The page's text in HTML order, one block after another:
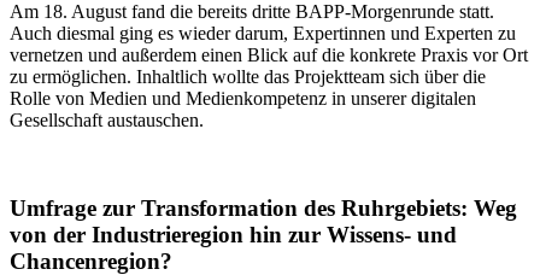
Am 18. August fand die bereits dritte BAPP-Morgenrunde statt.
Auch diesmal ging es wieder darum, Expertinnen und Experten zu
vernetzen und außerdem einen Blick auf die konkrete Praxis vor Ort
zu ermöglichen. Inhaltlich wollte das Projektteam sich über die
Rolle von Medien und Medienkompetenz in unserer digitalen
Gesellschaft austauschen.
Umfrage zur Transformation des Ruhrgebiets: Weg
von der Industrieregion hin zur Wissens- und
Chancenregion?